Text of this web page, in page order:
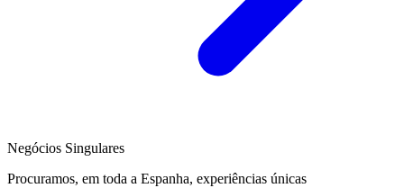
Negócios Singulares
Procuramos, em toda a Espanha, experiências únicas